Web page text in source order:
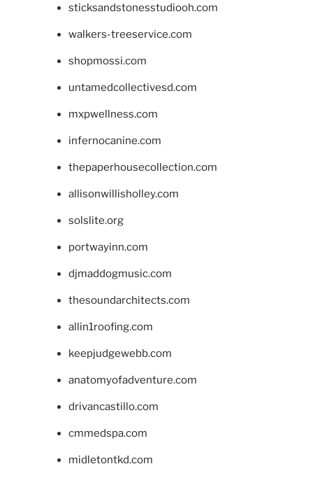
sticksandstonesstudiooh.com
walkers-treeservice.com
shopmossi.com
untamedcollectivesd.com
mxpwellness.com
infernocanine.com
thepaperhousecollection.com
allisonwillisholley.com
solslite.org
portwayinn.com
djmaddogmusic.com
thesoundarchitects.com
allin1roofing.com
keepjudgewebb.com
anatomyofadventure.com
drivancastillo.com
cmmedspa.com
midletontkd.com